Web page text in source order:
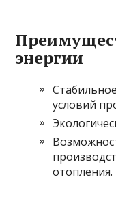
энергии
условий
отопления.